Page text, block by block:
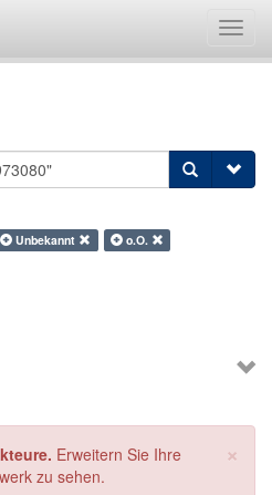
Unbekannt
o.O.
×
Erweitern Sie Ihre
zu sehen.